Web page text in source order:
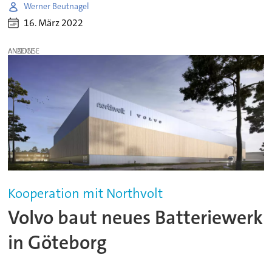
Werner Beutnagel
16. März 2022
ANZEIGE
Kooperation mit Northvolt
Volvo baut neues Batteriewerk
in Göteborg